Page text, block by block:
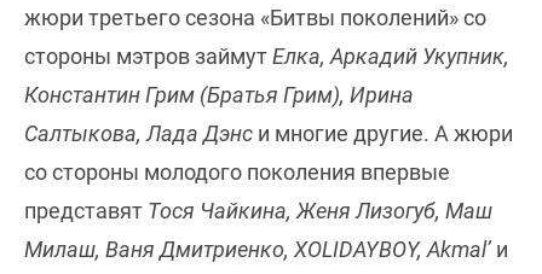
жюри третьего сезона «Битвы поколений» со
стороны мэтров займутЕлка, Аркадий Укупник,
Константин Грим (Братья Грим), Ирина
Салтыкова, Лада Дэнс и многие другие. А жюри
со стороны молодого поколения впервые
представят Тося Чайкина, Женя Лизогуб, Маш
Милаш, Ваня Дмитриенко, XOLIDAYBOY, Akmal’и